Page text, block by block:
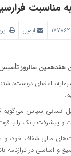
مناسبت
ایمیل
هفدهمین سالروز
اعضای
انسانی سپاس
و پیشرفت بانک را با
مالی شفاف
و اساسی در